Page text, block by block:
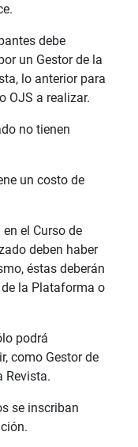
debe
un Gestor de la
lo anterior para
OJS a realizar.
no tienen
un costo de
el Curso de
deben haber
éstas deberán
la Plataforma o
podrá
como Gestor de
Revista.
se inscriban